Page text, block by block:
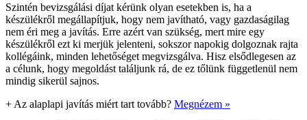
Szintén bevizsgálási díjat kérünk olyan esetekben is, ha a
készülékről megállapítjuk, hogy nem javítható, vagy gazdaságilag
nem éri meg a javítás. Erre azért van szükség, mert mire egy
készülékről ezt ki merjük jelenteni, sokszor napokig dolgoznak rajta
kollégáink, minden lehetőséget megvizsgálva. Hisz elsődlegesen az
a célunk, hogy megoldást találjunk rá, de ez tőlünk függetlenül nem
mindig sikerül sajnos.
+ Az alaplapi javítás miért tart tovább? Megnézem »